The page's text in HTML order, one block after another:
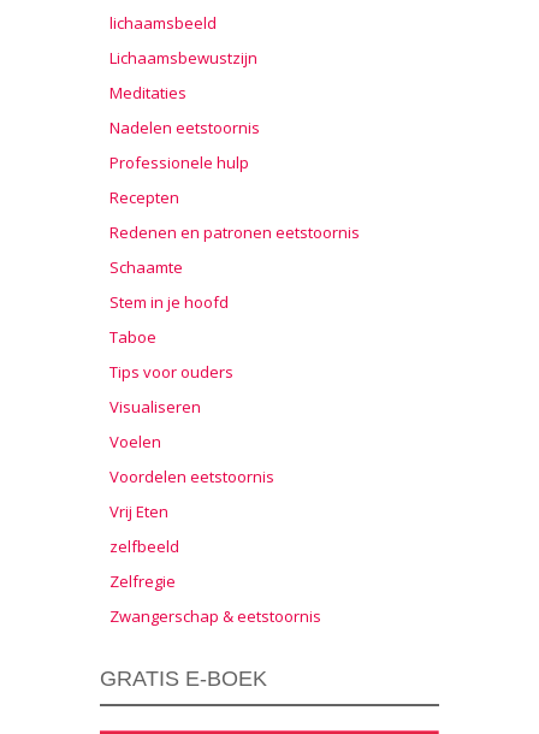
lichaamsbeeld
Lichaamsbewustzijn
Meditaties
Nadelen eetstoornis
Professionele hulp
Recepten
Redenen en patronen eetstoornis
Schaamte
Stem in je hoofd
Taboe
Tips voor ouders
Visualiseren
Voelen
Voordelen eetstoornis
Vrij Eten
zelfbeeld
Zelfregie
Zwangerschap & eetstoornis
GRATIS E-BOEK